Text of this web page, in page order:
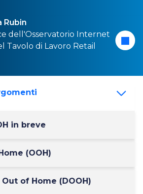
Rubin
dell'Osservatorio Internet
Tavolo di Lavoro Retail
in breve
(OOH)
of Home (DOOH)